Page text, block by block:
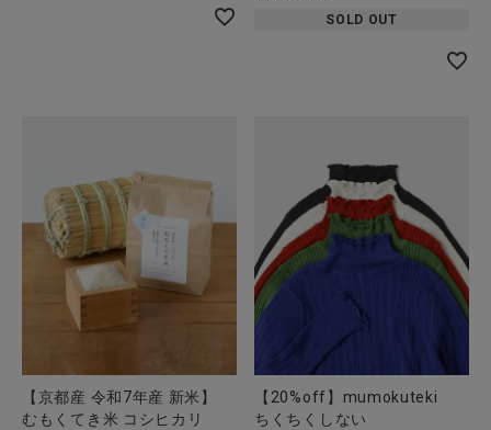
SOLD OUT
【京都産 令和7年産 新米】
むもくてき米 コシヒカリ
【20%off】mumokuteki
ちくちくしない